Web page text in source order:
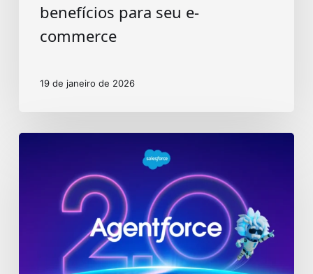
benefícios para seu e-
commerce
19 de janeiro de 2026
atualização